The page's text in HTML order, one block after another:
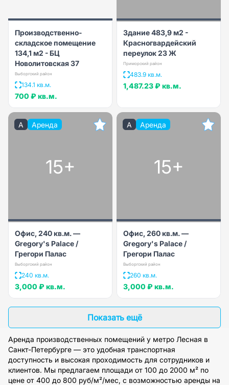
Производственно-
складское помещение
134,1 м2 - БЦ
Новолитовская 37
Выборгский район
134.1 кв.м.
700 ₽ кв.м.
Здание 483,9 м2 -
Красногвардейский
переулок 23 Ж
Приморский район
483.9 кв.м.
1,487.23 ₽ кв.м.
A Аренда
15+
Офис, 240 кв.м. —
Gregory's Palace /
Грегори Палас
Выборгский район
240 кв.м.
3,000 ₽ кв.м.
A Аренда
15+
Офис, 260 кв.м. —
Gregory's Palace /
Грегори Палас
Выборгский район
260 кв.м.
3,000 ₽ кв.м.
Показать ещё
Аренда производственных помещений у метро Лесная в
Санкт-Петербурге — это удобная транспортная
доступность и высокая проходимость для сотрудников и
клиентов. Мы предлагаем площади от 100 до 2000 м² по
цене от 400 до 800 руб/м²/мес, с возможностью аренды на